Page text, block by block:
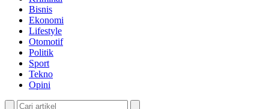
Bisnis
Ekonomi
Lifestyle
Otomotif
Politik
Sport
Tekno
Opini